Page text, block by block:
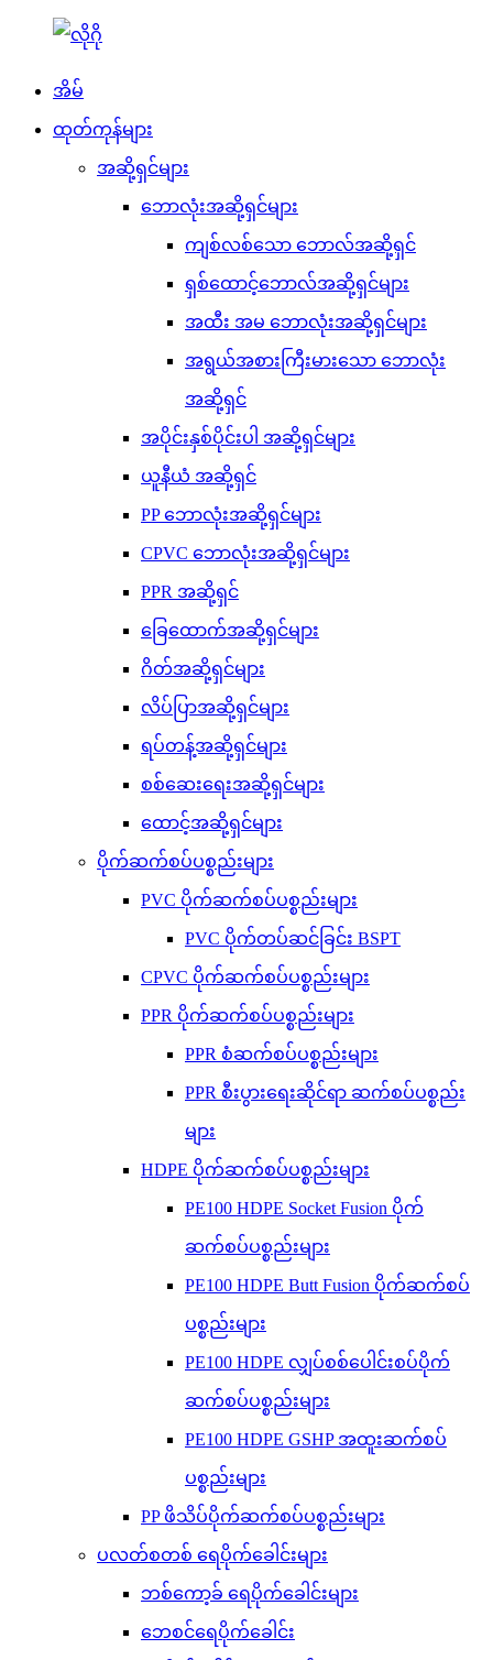
အိမ်
ထုတ်ကုန်များ
အဆို့ရှင်များ
ဘောလုံးအဆို့ရှင်များ
ကျစ်လစ်သော ဘောလ်အဆို့ရှင်
ရှစ်ထောင့်ဘောလ်အဆို့ရှင်များ
အထီး အမ ဘောလုံးအဆို့ရှင်များ
အရွယ်အစားကြီးမားသော ဘောလုံး
အဆို့ရှင်
အပိုင်းနှစ်ပိုင်းပါ အဆို့ရှင်များ
ယူနီယံ အဆို့ရှင်
PP ဘောလုံးအဆို့ရှင်များ
CPVC ဘောလုံးအဆို့ရှင်များ
PPR အဆို့ရှင်
ခြေထောက်အဆို့ရှင်များ
ဂိတ်အဆို့ရှင်များ
လိပ်ပြာအဆို့ရှင်များ
ရပ်တန့်အဆို့ရှင်များ
စစ်ဆေးရေးအဆို့ရှင်များ
ထောင့်အဆို့ရှင်များ
ပိုက်ဆက်စပ်ပစ္စည်းများ
PVC ပိုက်ဆက်စပ်ပစ္စည်းများ
PVC ပိုက်တပ်ဆင်ခြင်း BSPT
CPVC ပိုက်ဆက်စပ်ပစ္စည်းများ
PPR ပိုက်ဆက်စပ်ပစ္စည်းများ
PPR စံဆက်စပ်ပစ္စည်းများ
PPR စီးပွားရေးဆိုင်ရာ ဆက်စပ်ပစ္စည်း
များ
HDPE ပိုက်ဆက်စပ်ပစ္စည်းများ
PE100 HDPE Socket Fusion ပိုက်
ဆက်စပ်ပစ္စည်းများ
PE100 HDPE Butt Fusion ပိုက်ဆက်စပ်
ပစ္စည်းများ
PE100 HDPE လျှပ်စစ်ပေါင်းစပ်ပိုက်
ဆက်စပ်ပစ္စည်းများ
PE100 HDPE GSHP အထူးဆက်စပ်
ပစ္စည်းများ
PP ဖိသိပ်ပိုက်ဆက်စပ်ပစ္စည်းများ
ပလတ်စတစ် ရေပိုက်ခေါင်းများ
ဘစ်ကော့ခ် ရေပိုက်ခေါင်းများ
ဘေစင်ရေပိုက်ခေါင်း